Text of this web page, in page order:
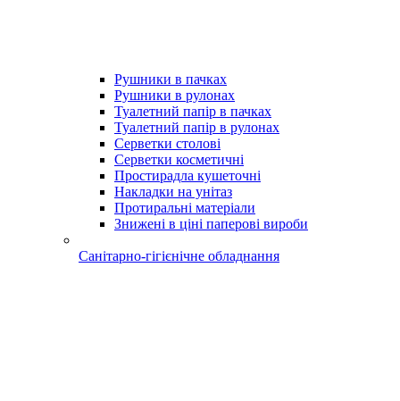
Рушники в пачках
Рушники в рулонах
Туалетний папір в пачках
Туалетний папір в рулонах
Серветки столові
Серветки косметичні
Простирадла кушеточні
Накладки на унітаз
Протиральні матеріали
Знижені в ціні паперові вироби
Санітарно-гігієнічне обладнання